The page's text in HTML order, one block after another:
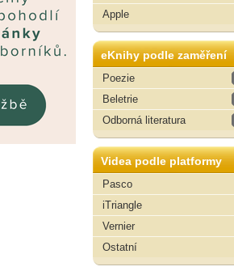
Apple
eKnihy podle zaměření
Poezie
Beletrie
Odborná literatura
Videa podle platformy
Pasco
iTriangle
Vernier
Ostatní